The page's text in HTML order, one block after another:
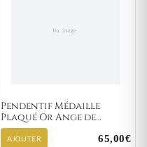
Pendentif Médaille
Plaqué Or Ange de
Raphaël
AJOUTER 65,00€